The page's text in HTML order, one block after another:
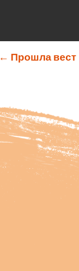
← Прошла вест